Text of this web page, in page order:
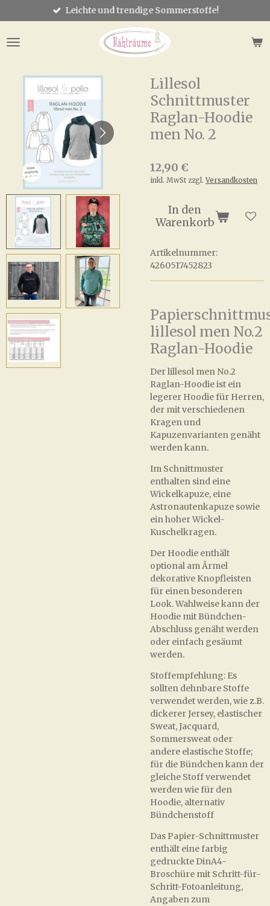
Hauptinhalt
springen
Leichte und trendige Sommerstoffe!
Lillesol
Schnittmuster
Raglan-Hoodie
men No. 2
12,90 €
inkl. MwSt zzgl.Versandkosten
In den
Warenkorb
Artikelnummer:
4260517452823
lillesol men No.2
Raglan-Hoodie
Der lillesol men No.2
Raglan-Hoodie ist ein
legerer Hoodie für Herren,
der mit verschiedenen
Kragen und
Kapuzenvarianten genäht
werden kann.
Im Schnittmuster
enthalten sind eine
Wickelkapuze, eine
Astronautenkapuze sowie
ein hoher Wickel-
Kuschelkragen.
Der Hoodie enthält
optional am Ärmel
dekorative Knopfleisten
für einen besonderen
Look. Wahlweise kann der
Hoodie mit Bündchen-
Abschluss genäht werden
oder einfach gesäumt
werden.
Stoffempfehlung: Es
sollten dehnbare Stoffe
verwendet werden, wie z.B.
dickerer Jersey, elastischer
Sweat, Jacquard,
Sommersweat oder
andere elastische Stoffe;
für die Bündchen kann der
gleiche Stoff verwendet
werden wie für den
Hoodie, alternativ
Bündchenstoff
Das Papier-Schnittmuster
enthält eine farbig
gedruckte DinA4-
Broschüre mit Schritt-für-
Schritt-Fotoanleitung,
Angaben zum